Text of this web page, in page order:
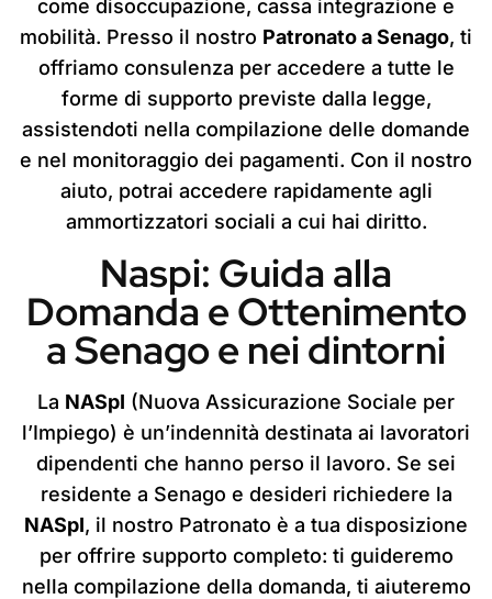
come disoccupazione, cassa integrazione e
mobilità. Presso il nostro Patronato a Senago, ti
offriamo consulenza per accedere a tutte le
forme di supporto previste dalla legge,
assistendoti nella compilazione delle domande
e nel monitoraggio dei pagamenti. Con il nostro
aiuto, potrai accedere rapidamente agli
ammortizzatori sociali a cui hai diritto.
Naspi: Guida alla
Domanda e Ottenimento
a Senago e nei dintorni
La NASpI (Nuova Assicurazione Sociale per
l’Impiego) è un’indennità destinata ai lavoratori
dipendenti che hanno perso il lavoro. Se sei
residente a Senago e desideri richiedere la
NASpI, il nostro Patronato è a tua disposizione
per offrire supporto completo: ti guideremo
nella compilazione della domanda, ti aiuteremo